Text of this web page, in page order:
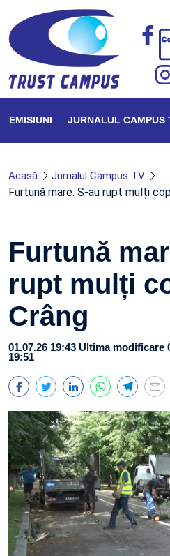
EMISIUNI JURNALUL CAMPUS
Acasă Jurnalul Campus TV
Furtună mare. S-au rupt mulți
Furtună
rupt mulți
Crâng
01.07.26 19:43 Ultima modificare
19:51